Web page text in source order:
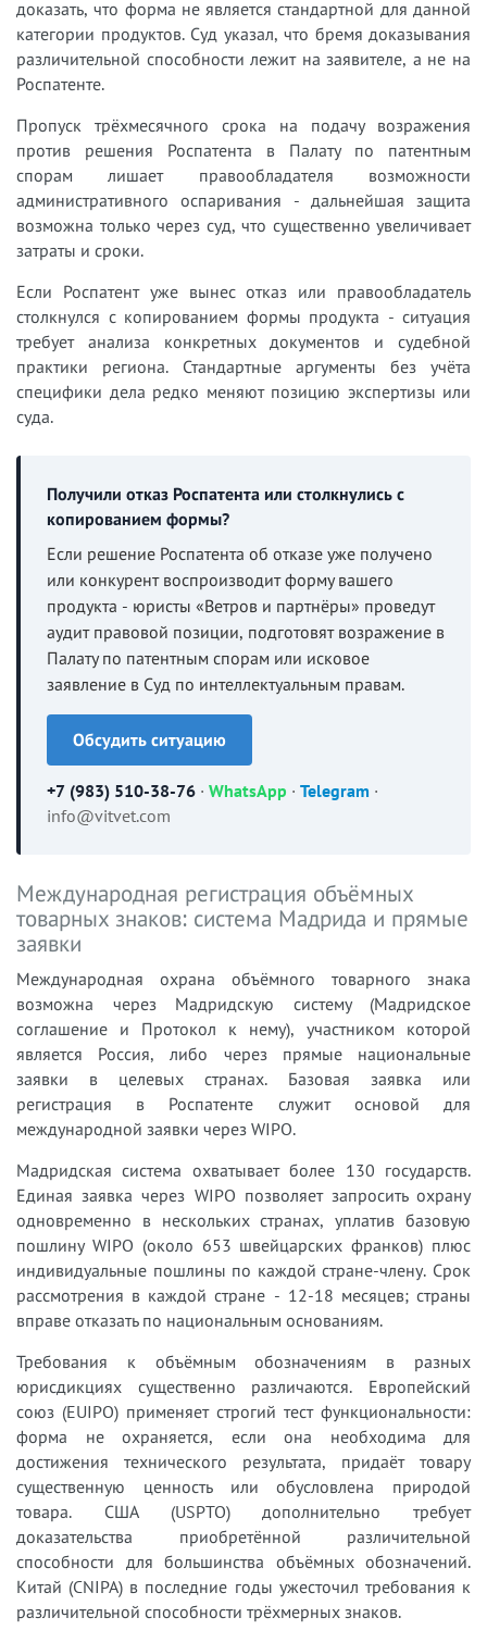
доказать, что форма не является стандартной для данной
категории продуктов. Суд указал, что бремя доказывания
различительной способности лежит на заявителе, а не на
Роспатенте.
Пропуск трёхмесячного срока на подачу возражения
против решения Роспатента в Палату по патентным
спорам лишает правообладателя возможности
административного оспаривания - дальнейшая защита
возможна только через суд, что существенно увеличивает
затраты и сроки.
Если Роспатент уже вынес отказ или правообладатель
столкнулся с копированием формы продукта - ситуация
требует анализа конкретных документов и судебной
практики региона. Стандартные аргументы без учёта
специфики дела редко меняют позицию экспертизы или
суда.
Получили отказ Роспатента или столкнулись с
копированием формы?
Если решение Роспатента об отказе уже получено
или конкурент воспроизводит форму вашего
продукта - юристы «Ветров и партнёры» проведут
аудит правовой позиции, подготовят возражение в
Палату по патентным спорам или исковое
заявление в Суд по интеллектуальным правам.
Обсудить ситуацию
+7 (983) 510-38-76 · WhatsApp · Telegram ·
info@vitvet.com
Международная регистрация объёмных
товарных знаков: система Мадрида и прямые
заявки
Международная охрана объёмного товарного знака
возможна через Мадридскую систему (Мадридское
соглашение и Протокол к нему), участником которой
является Россия, либо через прямые национальные
заявки в целевых странах. Базовая заявка или
регистрация в Роспатенте служит основой для
международной заявки через WIPO.
Мадридская система охватывает более 130 государств.
Единая заявка через WIPO позволяет запросить охрану
одновременно в нескольких странах, уплатив базовую
пошлину WIPO (около 653 швейцарских франков) плюс
индивидуальные пошлины по каждой стране-члену. Срок
рассмотрения в каждой стране - 12-18 месяцев; страны
вправе отказать по национальным основаниям.
Требования к объёмным обозначениям в разных
юрисдикциях существенно различаются. Европейский
союз (EUIPO) применяет строгий тест функциональности:
форма не охраняется, если она необходима для
достижения технического результата, придаёт товару
существенную ценность или обусловлена природой
товара. США (USPTO) дополнительно требует
доказательства приобретённой различительной
способности для большинства объёмных обозначений.
Китай (CNIPA) в последние годы ужесточил требования к
различительной способности трёхмерных знаков.